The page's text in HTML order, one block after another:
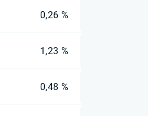
0,26 %
1,23 %
0,48 %